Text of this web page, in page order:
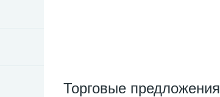
Торговые предложения